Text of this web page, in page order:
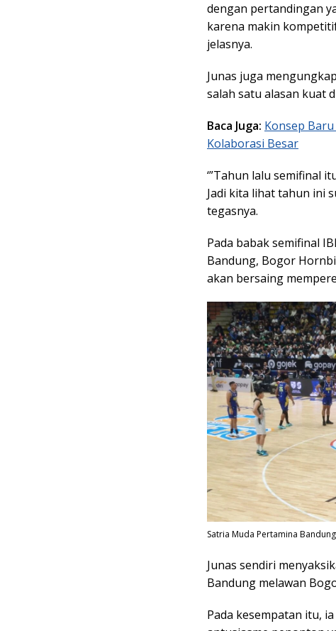
dengan pertandingan
karena makin
jelasnya.
Junas juga
salah satu alasan kuat
Baca Juga: Konsep
Kolaborasi Besar
‘”Tahun lalu semifinal
Jadi kita lihat tahun ini
tegasnya.
Pada babak semifinal
Bandung, Bogor
akan bersaing
Satria Muda Pertamina
Junas sendiri
Bandung melawan
Pada kesempatan itu,